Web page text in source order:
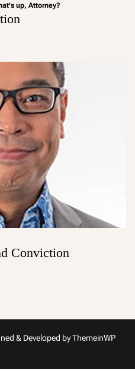
up, Attorney?
Conviction
& Developed byThemeinWP